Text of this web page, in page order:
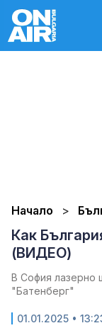
Начало
Как
(ВИДЕО)
В София лазерно
"Батенберг"
01.01.2025 •